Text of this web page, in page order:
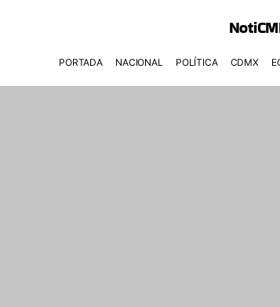
PORTADA NACIONAL POLÍTICA CDMX